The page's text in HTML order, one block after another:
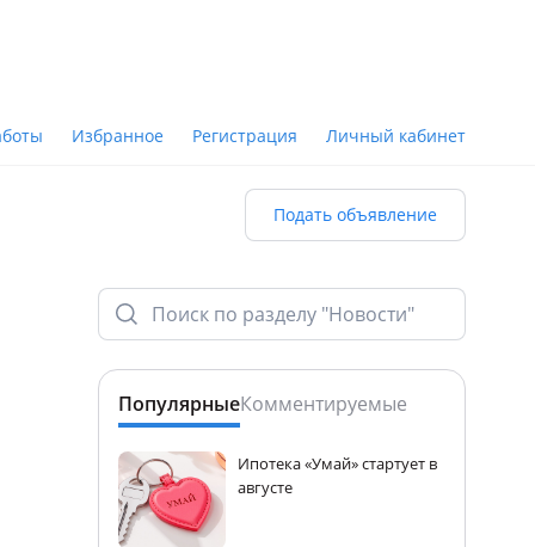
Избранное Регистрация Личный кабинет
Подать объявление
ПопулярныеКомментируемые
Ипотека «Умай» стартует в
августе